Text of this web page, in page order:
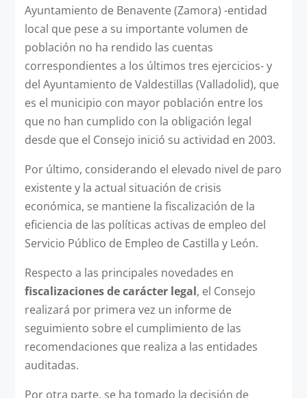
Ayuntamiento de Benavente (Zamora) -entidad
local que pese a su importante volumen de
población no ha rendido las cuentas
correspondientes a los últimos tres ejercicios- y
del Ayuntamiento de Valdestillas (Valladolid), que
es el municipio con mayor población entre los
que no han cumplido con la obligación legal
desde que el Consejo inició su actividad en 2003.
Por último, considerando el elevado nivel de paro
existente y la actual situación de crisis
económica, se mantiene la fiscalización de la
eficiencia de las políticas activas de empleo del
Servicio Público de Empleo de Castilla y León.
Respecto a las principales novedades en
fiscalizaciones de carácter legal, el Consejo
realizará por primera vez un informe de
seguimiento sobre el cumplimiento de las
recomendaciones que realiza a las entidades
auditadas.
Por otra parte, se ha tomado la decisión de